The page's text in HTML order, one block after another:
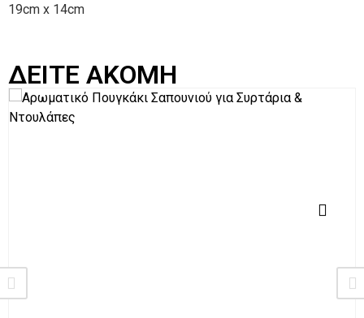
19cm x 14cm
ΔΕΙΤΕ ΑΚΟΜΗ